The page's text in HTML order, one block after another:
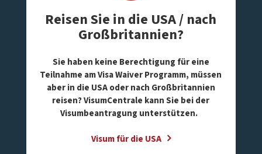
Reisen Sie in die USA / nach
Großbritannien?
Sie haben keine Berechtigung für eine
Teilnahme am Visa Waiver Programm, müssen
aber in die USA oder nach Großbritannien
reisen? VisumCentrale kann Sie bei der
Visumbeantragung unterstützen.
Visum für die USA